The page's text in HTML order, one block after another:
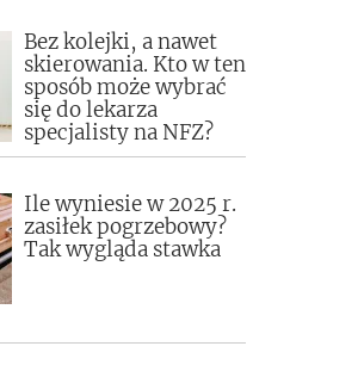
Bez kolejki, a nawet
skierowania. Kto w ten
sposób może wybrać
się do lekarza
specjalisty na NFZ?
Ile wyniesie w 2025 r.
zasiłek pogrzebowy?
Tak wygląda stawka